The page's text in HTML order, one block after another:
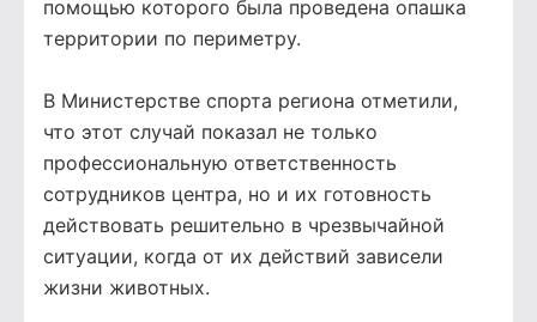
помощью которого была проведена опашка
территории по периметру.
В Министерстве спорта региона отметили,
что этот случай показал не только
профессиональную ответственность
сотрудников центра, но и их готовность
действовать решительно в чрезвычайной
ситуации, когда от их действий зависели
жизни животных.